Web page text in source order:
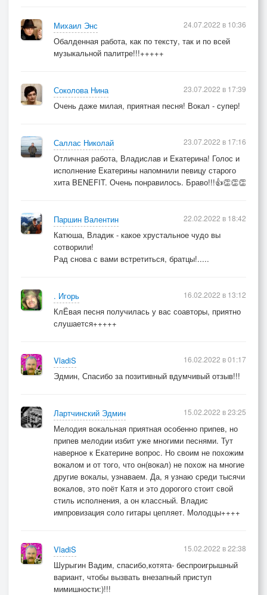
Михаил Энс
Обалденная работа, как по тексту, так и по всей
музыкальной палитре!!!+++++
24.07.2022 в 10:36
Соколова Нина
Очень даже милая, приятная песня! Вокал - супер!
23.07.2022 в 17:39
Саллас Николай
Отличная работа, Владислав и Екатерина! Голос и
исполнение Екатерины напомнили певицу старого
хита BENEFIT. Очень понравилось. Браво!!!👍👏👏👏
23.07.2022 в 17:16
Паршин Валентин
Катюша, Владик - какое хрустальное чудо вы
сотворили!
Рад снова с вами встретиться, братцы!.....
22.02.2022 в 18:42
. Игорь
КлЁвая песня получилась у вас соавторы, приятно
слушается+++++
16.02.2022 в 13:12
VladiS
Эдмин, Спасибо за позитивный вдумчивый отзыв!!!
16.02.2022 в 01:17
Лартчинский Эдмин
Мелодия вокальная приятная особенно припев, но
припев мелодии избит уже многими песнями. Тут
наверное к Екатерине вопрос. Но своим не похожим
вокалом и от того, что он(вокал) не похож на многие
другие вокалы, узнаваем. Да, я узнаю среди тысячи
вокалов, это поёт Катя и это дорогого стоит свой
стиль исполнения, а он классный. Владис
импровизация соло гитары цепляет. Молодцы++++
15.02.2022 в 23:25
VladiS
Шурыгин Вадим, спасибо,котята- беспроигрышный
вариант, чтобы вызвать внезапный приступ
мимишности:)!!!
15.02.2022 в 22:38